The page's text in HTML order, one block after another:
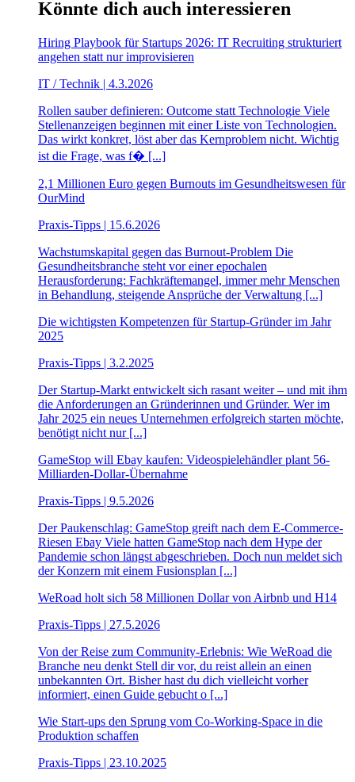
Könnte dich auch interessieren
Hiring Playbook für Startups 2026: IT Recruiting strukturiert
angehen statt nur improvisieren
IT / Technik | 4.3.2026
Rollen sauber definieren: Outcome statt Technologie Viele
Stellenanzeigen beginnen mit einer Liste von Technologien.
Das wirkt konkret, löst aber das Kernproblem nicht. Wichtig
ist die Frage, was f� [...]
2,1 Millionen Euro gegen Burnouts im Gesundheitswesen für
OurMind
Praxis-Tipps | 15.6.2026
Wachstumskapital gegen das Burnout-Problem Die
Gesundheitsbranche steht vor einer epochalen
Herausforderung: Fachkräftemangel, immer mehr Menschen
in Behandlung, steigende Ansprüche der Verwaltung [...]
Die wichtigsten Kompetenzen für Startup-Gründer im Jahr
2025
Praxis-Tipps | 3.2.2025
Der Startup-Markt entwickelt sich rasant weiter – und mit ihm
die Anforderungen an Gründerinnen und Gründer. Wer im
Jahr 2025 ein neues Unternehmen erfolgreich starten möchte,
benötigt nicht nur [...]
GameStop will Ebay kaufen: Videospielehändler plant 56-
Milliarden-Dollar-Übernahme
Praxis-Tipps | 9.5.2026
Der Paukenschlag: GameStop greift nach dem E-Commerce-
Riesen Ebay Viele hatten GameStop nach dem Hype der
Pandemie schon längst abgeschrieben. Doch nun meldet sich
der Konzern mit einem Fusionsplan [...]
WeRoad holt sich 58 Millionen Dollar von Airbnb und H14
Praxis-Tipps | 27.5.2026
Von der Reise zum Community-Erlebnis: Wie WeRoad die
Branche neu denkt Stell dir vor, du reist allein an einen
unbekannten Ort. Bisher hast du dich vielleicht vorher
informiert, einen Guide gebucht o [...]
Wie Start-ups den Sprung vom Co-Working-Space in die
Produktion schaffen
Praxis-Tipps | 23.10.2025